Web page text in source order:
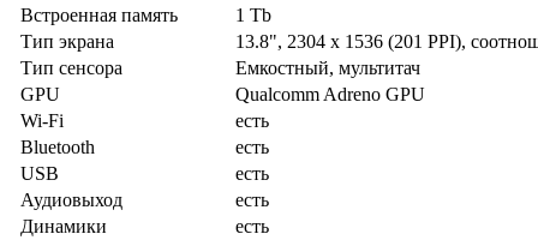
Встроенная память
1 Tb
Тип экрана
13.8", 2304 x 1536 (201 PPI),
Тип сенсора
Емкостный, мультитач
GPU
Qualcomm Adreno GPU
Wi-Fi
есть
Bluetooth
есть
USB
есть
Аудиовыход
есть
Динамики
есть